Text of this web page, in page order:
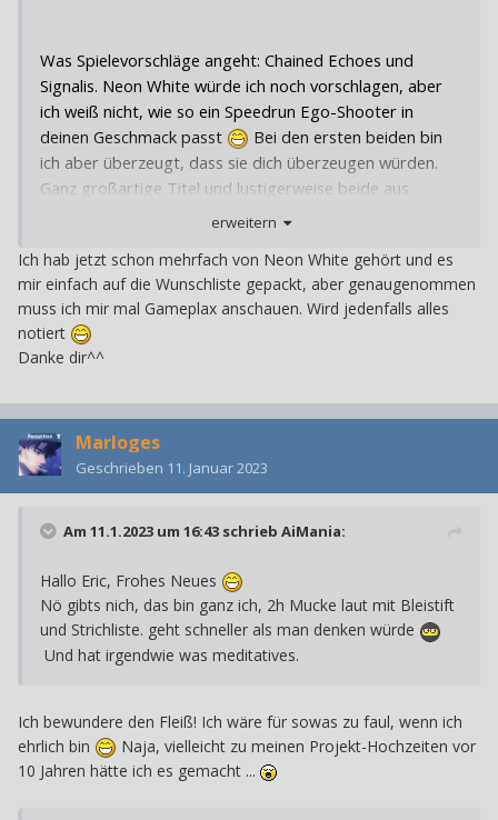
Was Spielevorschläge angeht: Chained Echoes und
Signalis. Neon White würde ich noch vorschlagen, aber
ich weiß nicht, wie so ein Speedrun Ego-Shooter in
deinen Geschmack passt
Bei den ersten beiden bin
ich aber überzeugt, dass sie dich überzeugen würden.
Ganz großartige Titel und lustigerweise beide aus
erweitern
Ich hab jetzt schon mehrfach von Neon White gehört und es
mir einfach auf die Wunschliste gepackt, aber genaugenommen
muss ich mir mal Gameplax anschauen. Wird jedenfalls alles
notiert
Danke dir^^
Marloges
Geschrieben 11. Januar 2023
Am 11.1.2023 um 16:43 schrieb AiMania:
Hallo Eric, Frohes Neues
Nö gibts nich, das bin ganz ich, 2h Mucke laut mit Bleistift
und Strichliste. geht schneller als man denken würde
Und hat irgendwie was meditatives.
Ich bewundere den Fleiß! Ich wäre für sowas zu faul, wenn ich
ehrlich bin
Naja, vielleicht zu meinen Projekt-Hochzeiten vor
10 Jahren hätte ich es gemacht ...